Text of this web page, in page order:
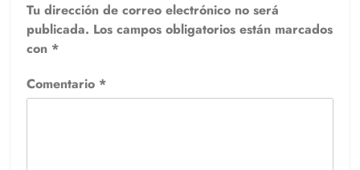
Tu dirección de correo electrónico no será
publicada. Los campos obligatorios están marcados
con *
Comentario *